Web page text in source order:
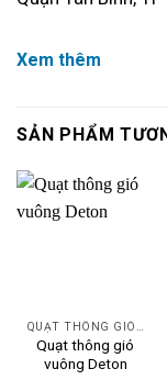
Xem thêm
SẢN PHẨM
Quạt thông gió
vuông Deton